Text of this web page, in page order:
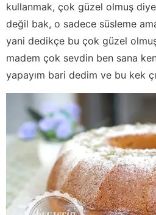
kullanmak, çok güzel olmuş
değil bak, o sadece süsleme
yani dedikçe bu çok güzel
madem çok sevdin ben sana
yapayım bari dedim ve bu kek